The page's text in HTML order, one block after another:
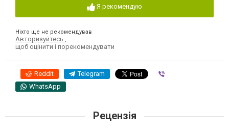
Я рекомендую
Ніхто ще не рекомендував
Авторизуйтесь
щоб оцінити і порекомендувати
Reddit Telegram
WhatsApp
Рецензія